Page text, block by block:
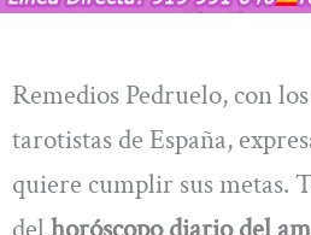
Remedios Pedruelo, con
tarotistas de España,
quiere cumplir sus metas.